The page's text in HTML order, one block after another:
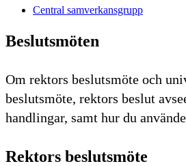
Central samverkansgrupp
Beslutsmöten
Om rektors beslutsmöte och
beslutsmöte, rektors beslut
handlingar, samt hur du
Rektors beslutsmöte